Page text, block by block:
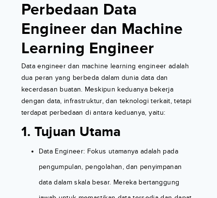
Perbedaan Data
Engineer dan Machine
Learning Engineer
Data engineer dan machine learning engineer adalah
dua peran yang berbeda dalam dunia data dan
kecerdasan buatan. Meskipun keduanya bekerja
dengan data, infrastruktur, dan teknologi terkait, tetapi
terdapat perbedaan di antara keduanya, yaitu:
1. Tujuan Utama
Data Engineer: Fokus utamanya adalah pada
pengumpulan, pengolahan, dan penyimpanan
data dalam skala besar. Mereka bertanggung